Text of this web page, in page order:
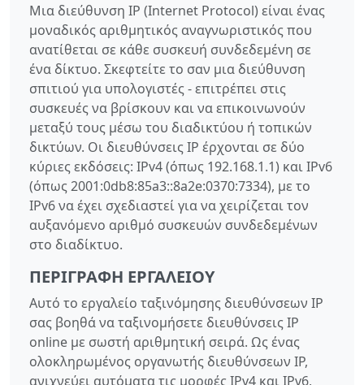
Μια διεύθυνση IP (Internet Protocol) είναι ένας
μοναδικός αριθμητικός αναγνωριστικός που
ανατίθεται σε κάθε συσκευή συνδεδεμένη σε
ένα δίκτυο. Σκεφτείτε το σαν μια διεύθυνση
σπιτιού για υπολογιστές - επιτρέπει στις
συσκευές να βρίσκουν και να επικοινωνούν
μεταξύ τους μέσω του διαδικτύου ή τοπικών
δικτύων. Οι διευθύνσεις IP έρχονται σε δύο
κύριες εκδόσεις: IPv4 (όπως 192.168.1.1) και IPv6
(όπως 2001:0db8:85a3::8a2e:0370:7334), με το
IPv6 να έχει σχεδιαστεί για να χειρίζεται τον
αυξανόμενο αριθμό συσκευών συνδεδεμένων
στο διαδίκτυο.
ΠΕΡΙΓΡΑΦΉ ΕΡΓΑΛΕΊΟΥ
Αυτό το εργαλείο ταξινόμησης διευθύνσεων IP
σας βοηθά να ταξινομήσετε διευθύνσεις IP
online με σωστή αριθμητική σειρά. Ως ένας
ολοκληρωμένος οργανωτής διευθύνσεων IP,
ανιχνεύει αυτόματα τις μορφές IPv4 και IPv6,